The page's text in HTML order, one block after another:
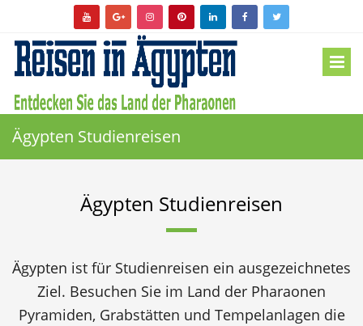
Ägypten Studienreisen
Ägypten Studienreisen
Ägypten ist für Studienreisen ein ausgezeichnetes
Ziel. Besuchen Sie im Land der Pharaonen
Pyramiden, Grabstätten und Tempelanlagen die